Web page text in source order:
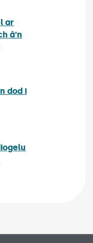
ar
â’n
dod i